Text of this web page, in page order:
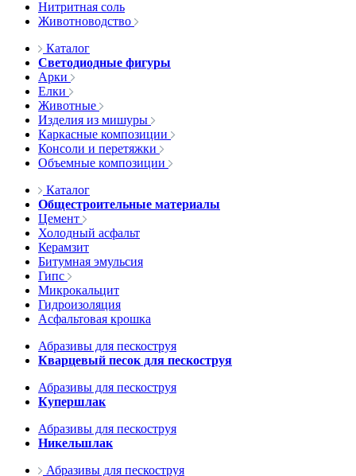
Нитритная соль
Животноводство
Каталог
Светодиодные фигуры
Арки
Елки
Животные
Изделия из мишуры
Каркасные композиции
Консоли и перетяжки
Объемные композиции
Каталог
Общестроительные материалы
Цемент
Холодный асфальт
Керамзит
Битумная эмульсия
Гипс
Микрокальцит
Гидроизоляция
Асфальтовая крошка
Абразивы для пескоструя
Кварцевый песок для пескоструя
Абразивы для пескоструя
Купершлак
Абразивы для пескоструя
Никельшлак
Абразивы для пескоструя